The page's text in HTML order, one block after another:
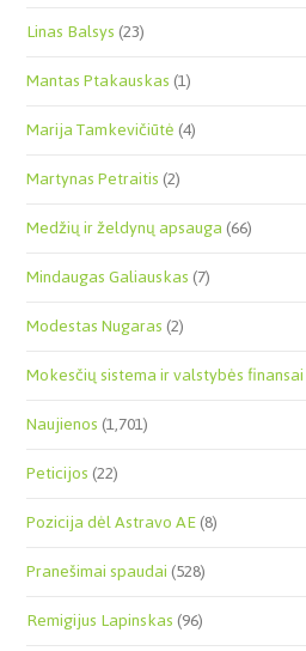
Linas Balsys(23)
Mantas Ptakauskas(1)
Marija Tamkevičiūtė(4)
Martynas Petraitis(2)
Medžių ir želdynų apsauga(66)
Mindaugas Galiauskas(7)
Modestas Nugaras(2)
Mokesčių sistema ir valstybės finansai
Naujienos(1,701)
Peticijos(22)
Pozicija dėl Astravo AE(8)
Pranešimai spaudai(528)
Remigijus Lapinskas(96)